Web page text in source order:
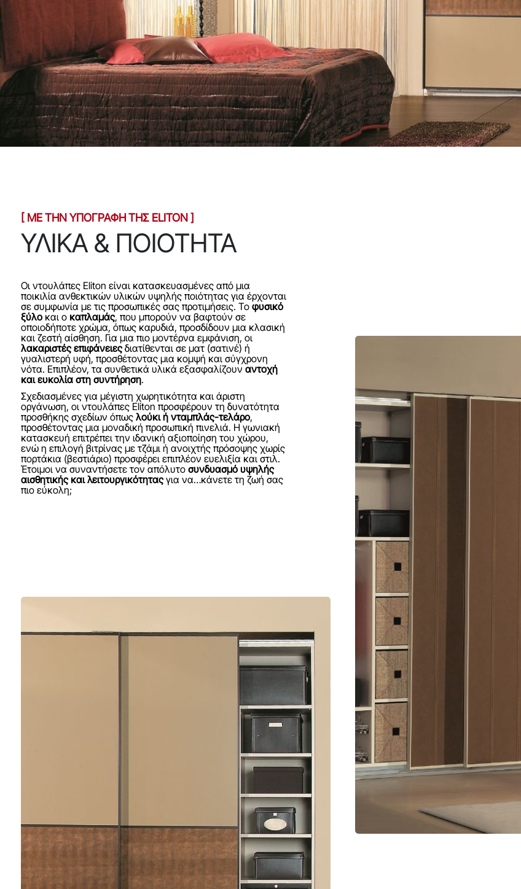
[ ΜΕ ΤΗΝ ΥΠΟΓΡΑΦΗ ΤΗΣ ELITON ]
ΥΛΙΚΑ & ΠΟΙΟΤΗΤΑ
Οι ντουλάπες Eliton είναι κατασκευασμένες από μια
ποικιλία ανθεκτικών υλικών υψηλής ποιότητας για έρχονται
σε συμφωνία με τις προσωπικές σας προτιμήσεις. Το φυσικό
ξύλοκαι ο καπλαμάς, που μπορούν να βαφτούν σε
οποιοδήποτε χρώμα, όπως καρυδιά, προσδίδουν μια κλασική
και ζεστή αίσθηση. Για μια πιο μοντέρνα εμφάνιση, οι
λακαριστές επιφάνειεςδιατίθενται σε ματ (σατινέ) ή
γυαλιστερή υφή, προσθέτοντας μια κομψή και σύγχρονη
νότα. Επιπλέον, τα συνθετικά υλικά εξασφαλίζουν αντοχή
και ευκολία στη συντήρηση.
Σχεδιασμένες για μέγιστη χωρητικότητα και άριστη
οργάνωση, οι ντουλάπες Eliton προσφέρουν τη δυνατότητα
προσθήκης σχεδίων όπως λούκι ή νταμπλάς-τελάρο,
προσθέτοντας μια μοναδική προσωπική πινελιά. Η γωνιακή
κατασκευή επιτρέπει την ιδανική αξιοποίηση του χώρου,
ενώ η επιλογή βιτρίνας με τζάμι ή ανοιχτής πρόσοψης χωρίς
πορτάκια (βεστιάριο) προσφέρει επιπλέον ευελιξία και στιλ.
Έτοιμοι να συναντήσετε τον απόλυτο συνδυασμό υψηλής
αισθητικής και λειτουργικότηταςγια να…κάνετε τη ζωή σας
πιο εύκολη;